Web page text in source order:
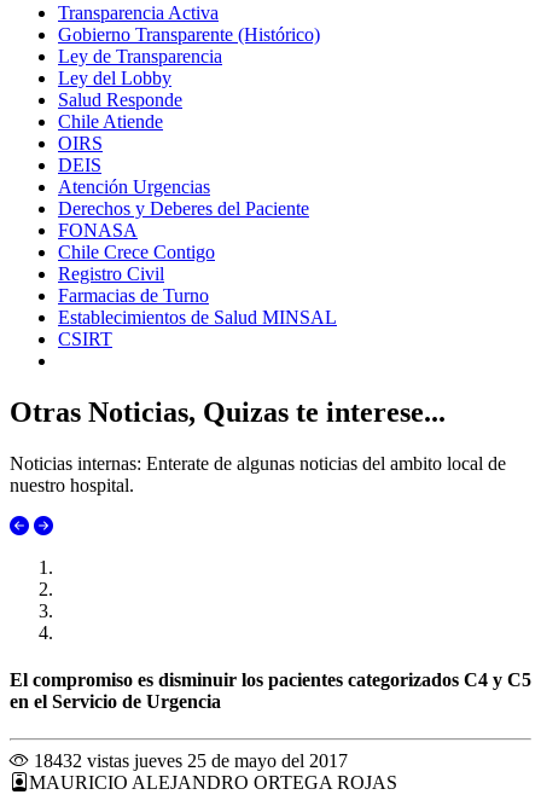
Transparencia Activa
Gobierno Transparente (Histórico)
Ley de Transparencia
Ley del Lobby
Salud Responde
Chile Atiende
OIRS
DEIS
Atención Urgencias
Derechos y Deberes del Paciente
FONASA
Chile Crece Contigo
Registro Civil
Farmacias de Turno
Establecimientos de Salud MINSAL
CSIRT
Otras Noticias, Quizas te interese...
Noticias internas: Enterate de algunas noticias del ambito local de
nuestro hospital.
El compromiso es disminuir los pacientes categorizados C4 y C5
en el Servicio de Urgencia
18432 vistas jueves 25 de mayo del 2017
MAURICIO ALEJANDRO ORTEGA ROJAS